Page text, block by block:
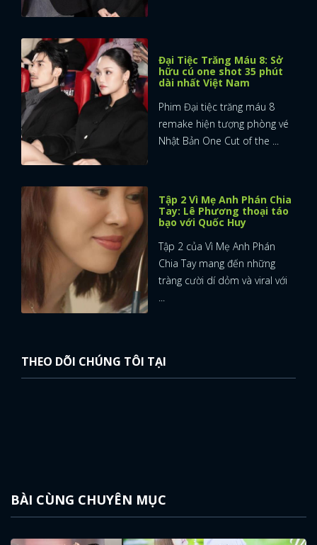
Đại Tiệc Trăng Máu 8: Sở
hữu cú one shot 35 phút
dài nhất Việt Nam
Phim Đại tiệc trăng máu 8
remake hiện tượng phòng vé
Nhật Bản One Cut of the ...
Tập 2 Vì Mẹ Anh Phán Chia
Tay: Lê Phương thoại táo
bạo với Quốc Huy
Tập 2 của Vì Mẹ Anh Phán
Chia Tay mang đến những
tràng cười dí dỏm và viral với
...
THEO DÕI CHÚNG TÔI TẠI
BÀI CÙNG CHUYÊN MỤC